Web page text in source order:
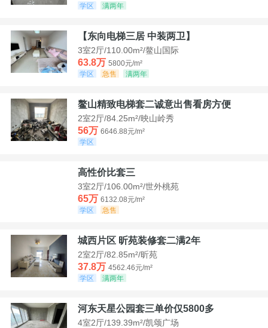
学区
满两年
【东向电梯三居 中装两卫】
3室2厅/110.00m²/鳌山国际
63.8万 5800元/m²
学区
急售 满两年
鳌山精致电梯套二诚意出售看房方便
2室2厅/84.25m²/映山岭秀
56万 6646.88元/m²
学区
高性价比套三
3室2厅/106.00m²/世外桃苑
65万 6132.08元/m²
学区
急售
城西片区 昕苑装修套二满2年
2室2厅/82.85m²/昕苑
37.8万 4562.46元/m²
学区
满两年
河东天星公园套三单价仅5800多
4室2厅/139.39m²/凯颂广场